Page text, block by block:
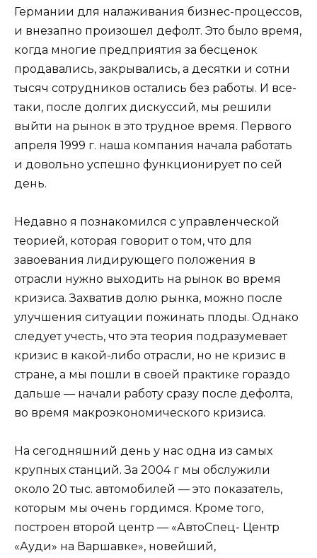
Германии для налаживания бизнес-процессов,
и внезапно произошел дефолт. Это было время,
когда многие предприятия за бесценок
продавались, закрывались, а десятки и сотни
тысяч сотрудников остались без работы. И все-
таки, после долгих дискуссий, мы решили
выйти на рынок в это трудное время. Первого
апреля 1999 г. наша компания начала работать
и довольно успешно функционирует по сей
день.
Недавно я познакомился с управленческой
теорией, которая говорит о том, что для
завоевания лидирующего положения в
отрасли нужно выходить на рынок во время
кризиса. Захватив долю рынка, можно после
улучшения ситуации пожинать плоды. Однако
следует учесть, что эта теория подразумевает
кризис в какой-либо отрасли, но не кризис в
стране, а мы пошли в своей практике гораздо
дальше — начали работу сразу после дефолта,
во время макроэкономического кризиса.
На сегодняшний день у нас одна из самых
крупных станций. За 2004 г мы обслужили
около 20 тыс. автомобилей — это показатель,
которым мы очень гордимся. Кроме того,
построен второй центр — «АвтоСпец- Центр
«Ауди» на Варшавке», новейший,